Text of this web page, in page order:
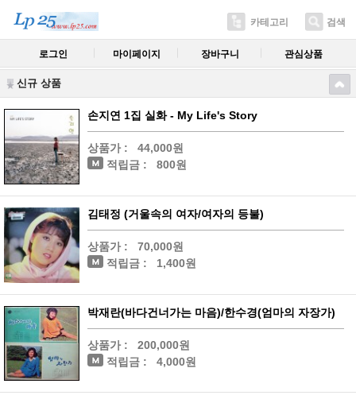
카테고리 검색
로그인 마이페이지 장바구니 관심상품
신규 상품
손지연 1집 실화 - My Life's Story
상품가 :
44,000원
적립금 :
800원
김태정 (거울속의 여자/여자의 등불)
상품가 :
70,000원
적립금 :
1,400원
박재란(바다건너가는 마음)/한수경(엄마의 자장가)
상품가 :
200,000원
적립금 :
4,000원